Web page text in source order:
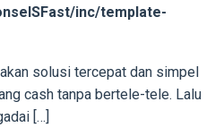
inc/template-
solusi tercepat dan simpel
cash tanpa bertele-tele. Lalu
[…]